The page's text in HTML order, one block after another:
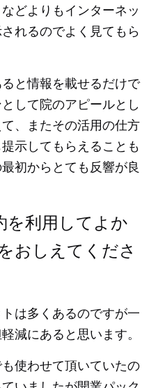
どよりもインターネッ
れるのでよく見てもら
と情報を載せるだけで
して院のアピールとし
、またその活用の仕方
示してもらえることも
初からとても反響が良
を利用してよか
おしえてくださ
は多くあるのですが一
減にあると思います。
使わせて頂いていたの